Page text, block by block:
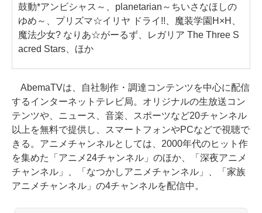
鼓動*アンビシャス～、planetarian～ちいさなほしの
ゆめ～、プリズマ☆イリヤ ドライ!!、魔装学園H×H、
魔法少女? なりあ☆がーるず、レガリア The Three S
acred Stars、ほか
AbemaTVは、自社制作・調達コンテンツを中心に配信
するインターネットテレビ局。オリジナルの生放送コン
テンツや、ニュース、音楽、スポーツなど20チャンネル
以上を無料で提供し、スマートフォンやPCなどで視聴で
きる。アニメチャンネルとしては、2000年代のヒット作
を集めた「アニメ24チャンネル」のほか、「深夜アニメ
チャンネル」、「なつかしアニメチャンネル」、「家族
アニメチャンネル」の4チャンネルを配信中。